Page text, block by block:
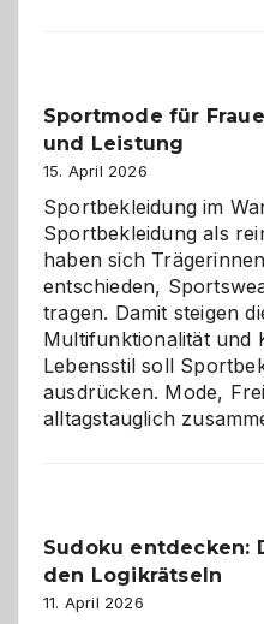
Sportmode für
und Leistung
15. April 2026
Sportbekleidung im
Sportbekleidung als
haben sich
entschieden,
tragen. Damit steigen
Multifunktionalität und
Lebensstil soll
ausdrücken. Mode,
alltagstauglich
Sudoku entdecken:
den Logikrätseln
11. April 2026